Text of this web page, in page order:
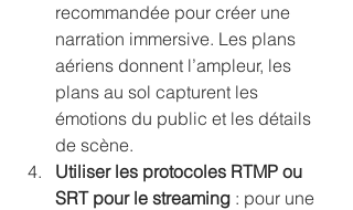
recommandée pour créer une
narration immersive. Les plans
aériens donnent l’ampleur, les
plans au sol capturent les
émotions du public et les détails
de scène.
Utiliser les protocoles RTMP ou
SRT pour le streaming : pour une